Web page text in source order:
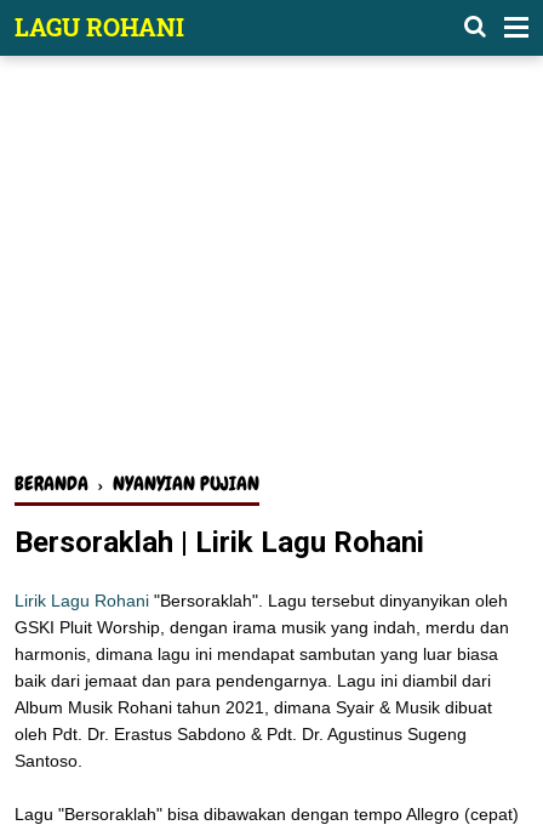
LAGU ROHANI
BERANDA › NYANYIAN PUJIAN
Bersoraklah | Lirik Lagu Rohani
Lirik Lagu Rohani "Bersoraklah". Lagu tersebut dinyanyikan oleh
GSKI Pluit Worship, dengan irama musik yang indah, merdu dan
harmonis, dimana lagu ini mendapat sambutan yang luar biasa
baik dari jemaat dan para pendengarnya. Lagu ini diambil dari
Album Musik Rohani tahun 2021, dimana Syair & Musik dibuat
oleh Pdt. Dr. Erastus Sabdono & Pdt. Dr. Agustinus Sugeng
Santoso.
Lagu "Bersoraklah" bisa dibawakan dengan tempo Allegro (cepat)